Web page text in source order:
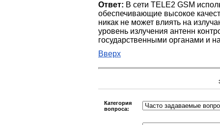
Ответ: В сети TELE2 GSM
обеспечивающие высокое
никак не может влиять на
уровень излучения антенн
государственными органами и
Вверх
Категория
вопроса: